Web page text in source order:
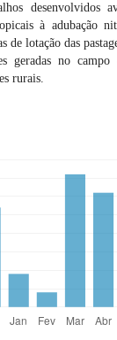
desenvolvidos
à adubação
de lotação das
geradas no campo
rurais.